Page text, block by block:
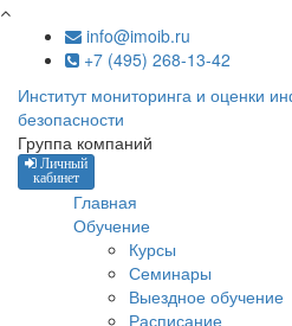
Перейти к основному содержанию
info@imoib.ru
+7 (495) 268-13-42
Институт мониторинга и оценки
безопасности
Группа компаний
Личный
кабинет
Главная
Обучение
Курсы
Семинары
Выездное обучение
Расписание